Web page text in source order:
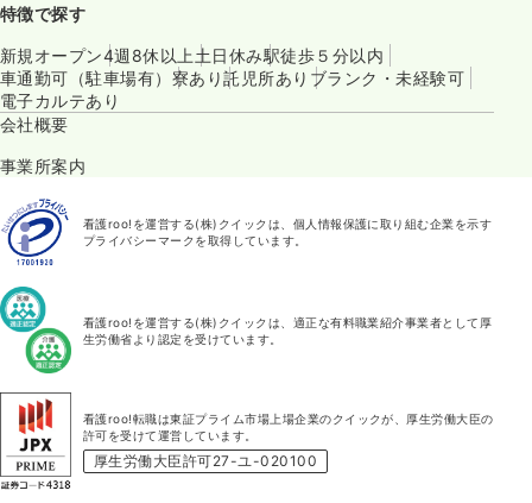
特徴で探す
新規オープン4週8休以上 土日休み駅徒歩５分以内
車通勤可（駐車場有） 寮あり託児所あり ブランク・未経験可
電子カルテあり
会社概要
事業所案内
看護roo!を運営する(株)クイックは、個人情報保護に取り組む企業を示す
プライバシーマークを取得しています。
看護roo!を運営する(株)クイックは、適正な有料職業紹介事業者として厚
生労働省より認定を受けています。
看護roo!転職は東証プライム市場上場企業のクイックが、厚生労働大臣の
許可を受けて運営しています。
厚生労働大臣許可27-ユ-020100